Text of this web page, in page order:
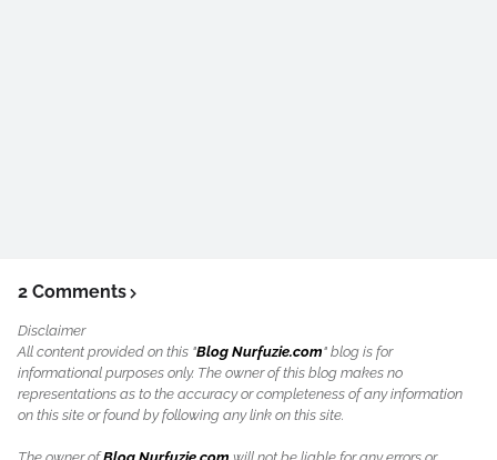
2 Comments
Disclaimer
All content provided on this "Blog Nurfuzie.com" blog is for
informational purposes only. The owner of this blog makes no
representations as to the accuracy or completeness of any information
on this site or found by following any link on this site.